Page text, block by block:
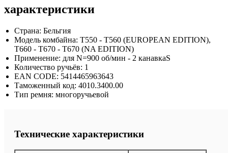
характеристики
Страна: Бельгия
Модель комбайна: T550 - T560 (EUROPEAN EDITION),
T660 - T670 - T670 (NA EDITION)
Применение: для N=900 об/мин - 2 канавкаS
Количество ручьёв: 1
EAN CODE: 5414465963643
Таможенный код: 4010.3400.00
Тип ремня: многоручьевой
Технические характеристики